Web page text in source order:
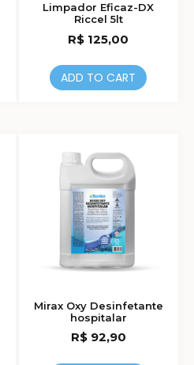
Limpador Eficaz-DX
Riccel 5lt
R$ 125,00
ADD TO CART
Mirax Oxy Desinfetante
hospitalar
R$92,90